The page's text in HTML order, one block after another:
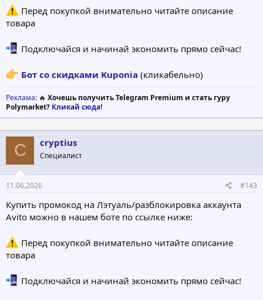
Перед покупкой внимательно читайте описание
товара
Подключайся и начинай экономить прямо сейчас!
Бот со скидками Kuponia (кликабельно)
Реклама: 🔥 Хочешь получить Telegram Premium и стать гуру
Polymarket? Кликай сюда!
C cryptius
Специалист
11.06.2026 #143
Купить промокод на Лэтуаль/разблокировка аккаунта
Avito можно в нашем боте по ссылке ниже:
Перед покупкой внимательно читайте описание
товара
Подключайся и начинай экономить прямо сейчас!